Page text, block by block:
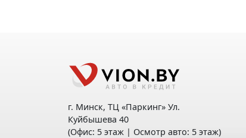
г. Минск, ТЦ «Паркинг» Ул.
Куйбышева 40
(Офис: 5 этаж | Осмотр авто: 5 этаж)